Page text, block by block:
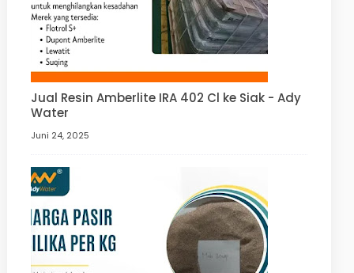
Jual Resin Amberlite IRA 402 Cl ke Siak - Ady
Water
Juni 24, 2025